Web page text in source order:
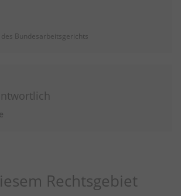
Bundesarbeitsgerichts
Rechtsgebiet